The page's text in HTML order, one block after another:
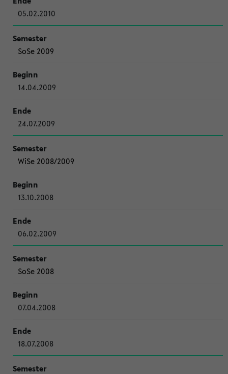
05.02.2010
SoSe 2009
14.04.2009
24.07.2009
WiSe 2008/2009
13.10.2008
06.02.2009
SoSe 2008
07.04.2008
18.07.2008